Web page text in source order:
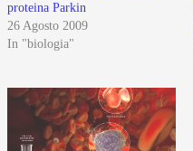
proteina Parkin
26 Agosto 2009
In "biologia"